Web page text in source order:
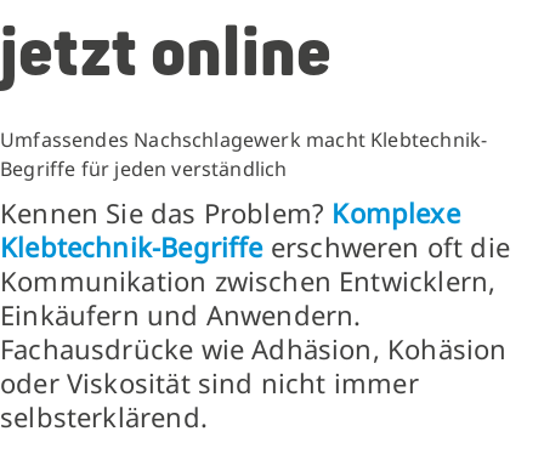
jetzt online
Umfassendes Nachschlagewerk macht Klebtechnik-
Begriffe für jeden verständlich
Kennen Sie das Problem? Komplexe
Klebtechnik-Begriffeerschweren oft die
Kommunikation zwischen Entwicklern,
Einkäufern und Anwendern.
Fachausdrücke wie Adhäsion, Kohäsion
oder Viskosität sind nicht immer
selbsterklärend.